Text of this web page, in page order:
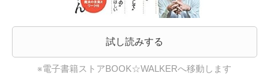
試し読みする
※電子書籍ストアBOOK☆WALKERへ移動します